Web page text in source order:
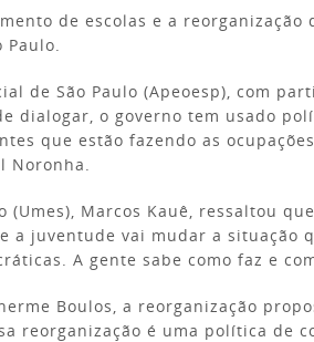
de escolas e a
Paulo.
de São Paulo (Apeoesp), com
dialogar, o governo tem usado
que estão fazendo as
Noronha.
Marcos Kauê, ressaltou
juventude vai mudar a situação
A gente sabe como faz e
Boulos, a reorganização
reorganização é uma política de